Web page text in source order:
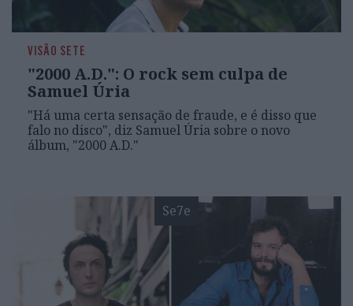
VISÃO SETE
"2000 A.D.": O rock sem culpa de
Samuel Úria
"Há uma certa sensação de fraude, e é disso que
falo no disco", diz Samuel Úria sobre o novo
álbum, "2000 A.D."
Se7e